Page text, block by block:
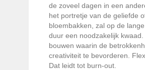
de zoveel dagen in een
het portretje van de geliefde
bloembakken, zal op de
duur een noodzakelijk
bouwen waarin de
creativiteit te bevorderen.
Dat leidt tot burn-out.